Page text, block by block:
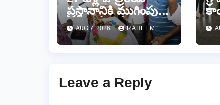
ప్రస్థానానికి ముగింపు..
ఆంధ్రజ్యోతి సీనియర్
జర్నలిస్టు సల్ల ఆశన్నకు
కన్నీటి వీడ్కోలు…
AUG 7, 2026 RAHEEM
Leave a Reply